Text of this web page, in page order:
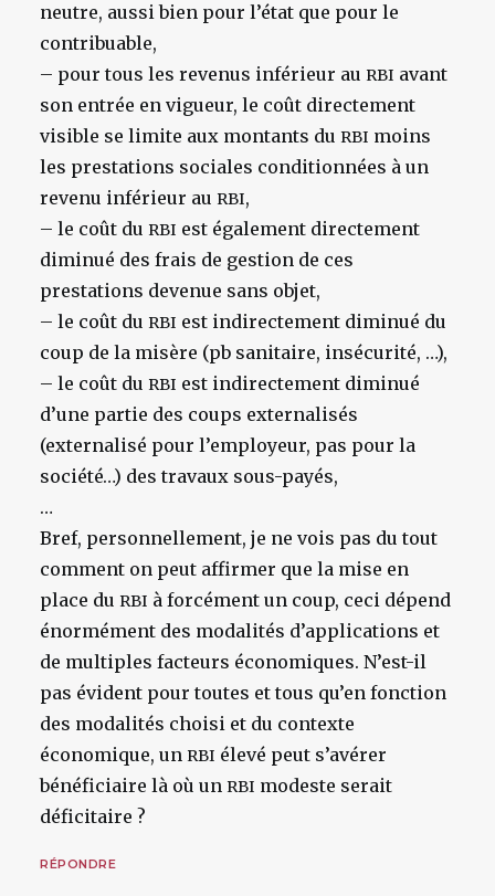
neutre, aussi bien pour l’état que pour le
contribuable,
– pour tous les revenus inférieur au RBI avant
son entrée en vigueur, le coût directement
visible se limite aux montants du RBI moins
les prestations sociales conditionnées à un
revenu inférieur au RBI,
– le coût du RBI est également directement
diminué des frais de gestion de ces
prestations devenue sans objet,
– le coût du RBI est indirectement diminué du
coup de la misère (pb sanitaire, insécurité, …),
– le coût du RBI est indirectement diminué
d’une partie des coups externalisés
(externalisé pour l’employeur, pas pour la
société…) des travaux sous-payés,
…
Bref, personnellement, je ne vois pas du tout
comment on peut affirmer que la mise en
place du RBI à forcément un coup, ceci dépend
énormément des modalités d’applications et
de multiples facteurs économiques. N’est-il
pas évident pour toutes et tous qu’en fonction
des modalités choisi et du contexte
économique, un RBI élevé peut s’avérer
bénéficiaire là où un RBI modeste serait
déficitaire ?
RÉPONDRE